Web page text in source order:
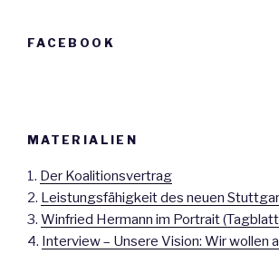
FACEBOOK
MATERIALIEN
1. Der Koalitionsvertrag
2. Leistungsfähigkeit des neuen
3. Winfried Hermann im Portrait
4. Interview – Unsere Vision: Wir wollen